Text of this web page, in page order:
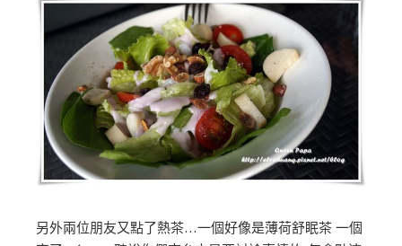
另外兩位朋友又點了熱茶…一個好像是薄荷舒眠茶 一個